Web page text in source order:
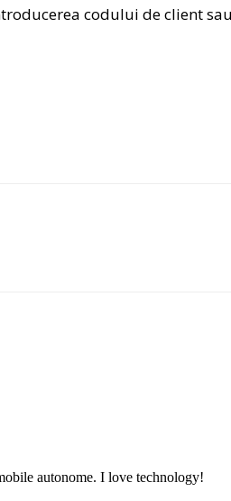
codului de client
autonome. I love technology!